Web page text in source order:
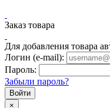
Заказ товара
Для добавления товара
Логин (e-mail):
Пароль:
Забыли пароль?
×